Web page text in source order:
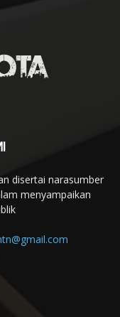
disertai narasumber
menyampaikan